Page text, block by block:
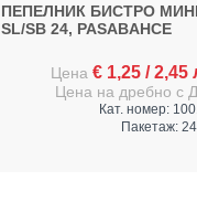
ПЕПЕЛНИК БИСТРО
SL/SB 24, PASABAHCE
Цена € 1,25 /2,45
Цена на дребно с
Кат. номер:
Пакетаж: